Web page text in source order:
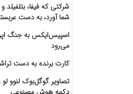
شرکتی که فیفا، بتلفیلد
شما آورد، به دست
اسپیس‌ایکس به جنگ
می‌رود
کارت برنده به دست
تصاویر گوگل‌بوک لنوو